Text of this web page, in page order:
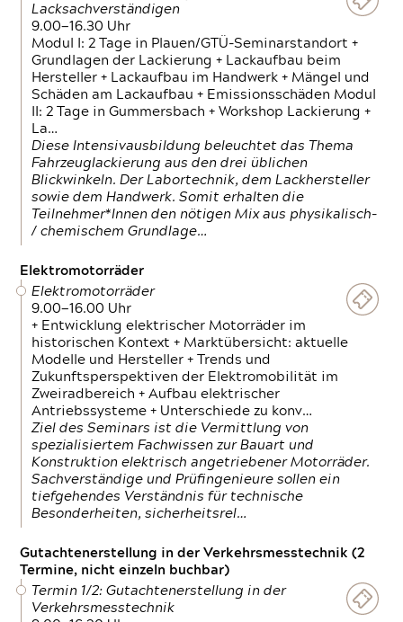
Lacksachverständigen
9.00—16.30 Uhr
Modul I: 2 Tage in Plauen/GTÜ-Seminarstandort +
Grundlagen der Lackierung + Lackaufbau beim
Hersteller + Lackaufbau im Handwerk + Mängel und
Schäden am Lackaufbau + Emissionsschäden Modul
II: 2 Tage in Gummersbach + Workshop Lackierung +
La…
Diese Intensivausbildung beleuchtet das Thema
Fahrzeuglackierung aus den drei üblichen
Blickwinkeln. Der Labortechnik, dem Lackhersteller
sowie dem Handwerk. Somit erhalten die
Teilnehmer*Innen den nötigen Mix aus physikalisch-
/ chemischem Grundlage…
Elektromotorräder
Elektromotorräder
9.00—16.00 Uhr
+ Entwicklung elektrischer Motorräder im
historischen Kontext + Marktübersicht: aktuelle
Modelle und Hersteller + Trends und
Zukunftsperspektiven der Elektromobilität im
Zweiradbereich + Aufbau elektrischer
Antriebssysteme + Unterschiede zu konv…
Ziel des Seminars ist die Vermittlung von
spezialisiertem Fachwissen zur Bauart und
Konstruktion elektrisch angetriebener Motorräder.
Sachverständige und Prüfingenieure sollen ein
tiefgehendes Verständnis für technische
Besonderheiten, sicherheitsrel…
Gutachtenerstellung in der Verkehrsmesstechnik (2
Termine, nicht einzeln buchbar)
Termin 1/2: Gutachtenerstellung in der
Verkehrsmesstechnik